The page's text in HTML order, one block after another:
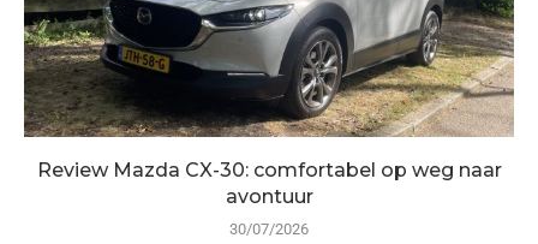
Review Mazda CX-30: comfortabel op weg naar
avontuur
30/07/2026